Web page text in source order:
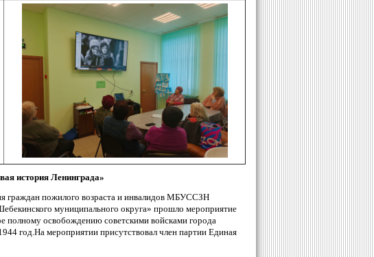
история Ленинграда»
граждан пожилого возраста и инвалидов МБУССЗН
муниципального округа» прошло мероприятие
полному освобождению советскими войсками города
год.На мероприятии присутствовал член партии Единая